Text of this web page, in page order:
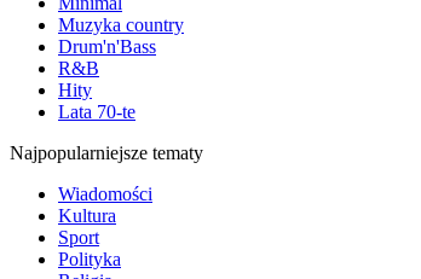
Muzyka country
Drum'n'Bass
R&B
Hity
Lata 70-te
Najpopularniejsze tematy
Wiadomości
Kultura
Sport
Polityka